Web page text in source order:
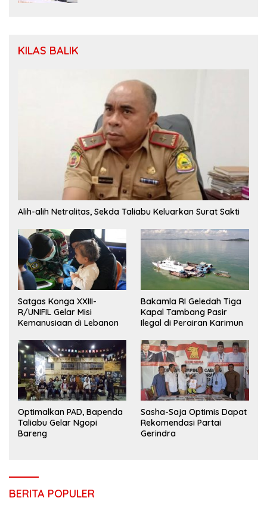
KILAS BALIK
Alih-alih Netralitas, Sekda Taliabu Keluarkan Surat Sakti
Satgas Konga XXIII-
R/UNIFIL Gelar Misi
Kemanusiaan di Lebanon
Bakamla RI Geledah Tiga
Kapal Tambang Pasir
Ilegal di Perairan Karimun
Optimalkan PAD, Bapenda
Taliabu Gelar Ngopi
Bareng
Sasha-Saja Optimis Dapat
Rekomendasi Partai
Gerindra
BERITA POPULER